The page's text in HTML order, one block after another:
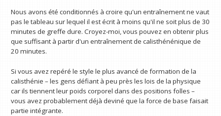
Nous avons été conditionnés à croire qu'un entraînement ne vaut
pas le tableau sur lequel il est écrit à moins qu'il ne soit plus de 30
minutes de greffe dure. Croyez-moi, vous pouvez en obtenir plus
que suffisant à partir d'un entraînement de calisthénénique de
20 minutes.
Si vous avez repéré le style le plus avancé de formation de la
calisthénie – les gens défiant à peu près les lois de la physique
car ils tiennent leur poids corporel dans des positions folles –
vous avez probablement déjà deviné que la force de base faisait
partie intégrante.